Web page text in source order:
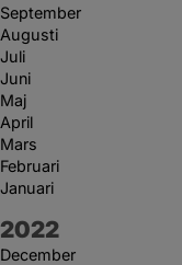
September
Augusti
Juli
Juni
Maj
April
Mars
Februari
Januari
År:
2022
December